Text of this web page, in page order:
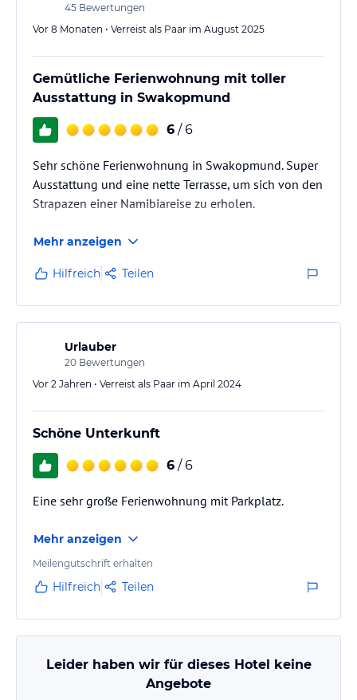
45 Bewertungen
Vor 8 Monaten • Verreist als Paar im August 2025
Gemütliche Ferienwohnung mit toller
Ausstattung in Swakopmund
6 / 6
Sehr schöne Ferienwohnung in Swakopmund. Super
Ausstattung und eine nette Terrasse, um sich von den
Strapazen einer Namibiareise zu erholen.
Mehr anzeigen
Hilfreich Teilen
Urlauber
20 Bewertungen
Vor 2 Jahren • Verreist als Paar im April 2024
Schöne Unterkunft
6 / 6
Eine sehr große Ferienwohnung mit Parkplatz.
Mehr anzeigen
Meilengutschrift erhalten
Hilfreich Teilen
Leider haben wir für dieses Hotel keine
Angebote